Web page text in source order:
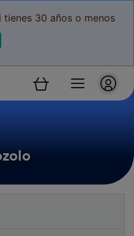
tienes 30 años o menos